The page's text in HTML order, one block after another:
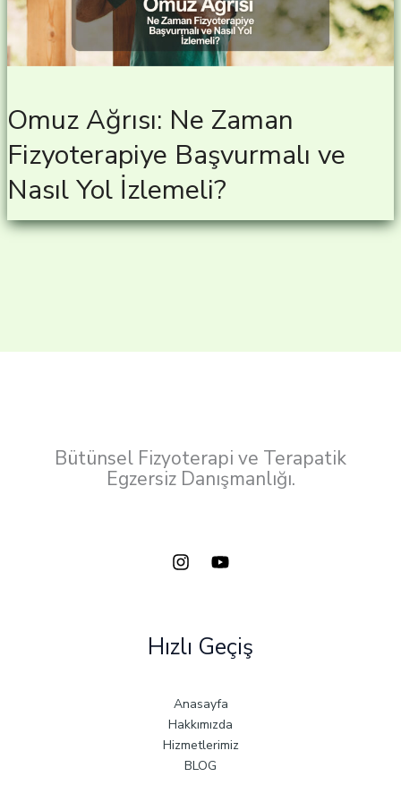
Omuz Ağrısı: Ne Zaman
Fizyoterapiye Başvurmalı ve
Nasıl Yol İzlemeli?
Bütünsel Fizyoterapi ve Terapatik
Egzersiz Danışmanlığı.
Hızlı Geçiş
Anasayfa
Hakkımızda
Hizmetlerimiz
BLOG